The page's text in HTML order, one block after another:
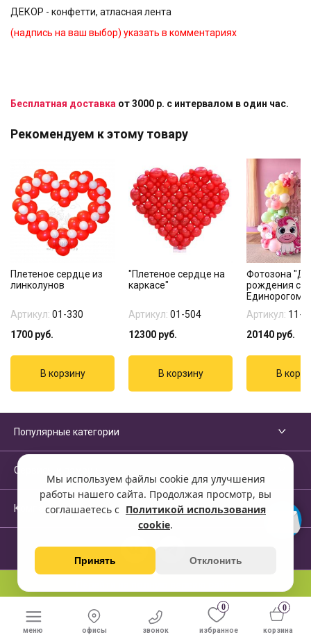
Мы используем файлы cookie для улучшения
работы нашего сайта. Продолжая просмотр, вы
соглашаетесь с Политикой использования
cookie.
Принять Отклонить
ДЕКОР - конфетти, атласная лента
(надпись на ваш выбор) указать в комментариях
Бесплатная доставка от 3000 р. с интервалом в один час.
Рекомендуем к этому товару
Плетеное сердце из
линколунов
Артикул: 01-330
1700 руб.
"Плетеное сердце на
каркасе"
Артикул: 01-504
12300 руб.
Фотозона
рождения с
Единорогом"
Артикул: 11-
20140 руб.
Популярные категории
Сервисы и помощь
Компания
меню офисы звонок
0
избранное
0
корзина